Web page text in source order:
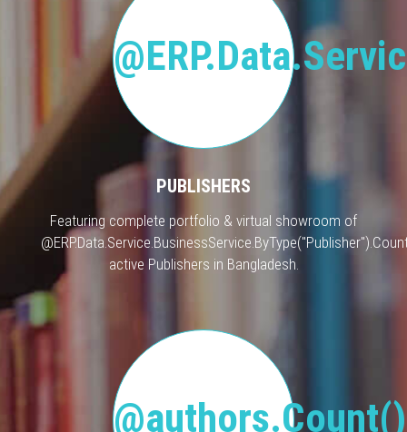
PUBLISHERS
Featuring complete portfolio & virtual showroom of
active Publishers in Bangladesh.